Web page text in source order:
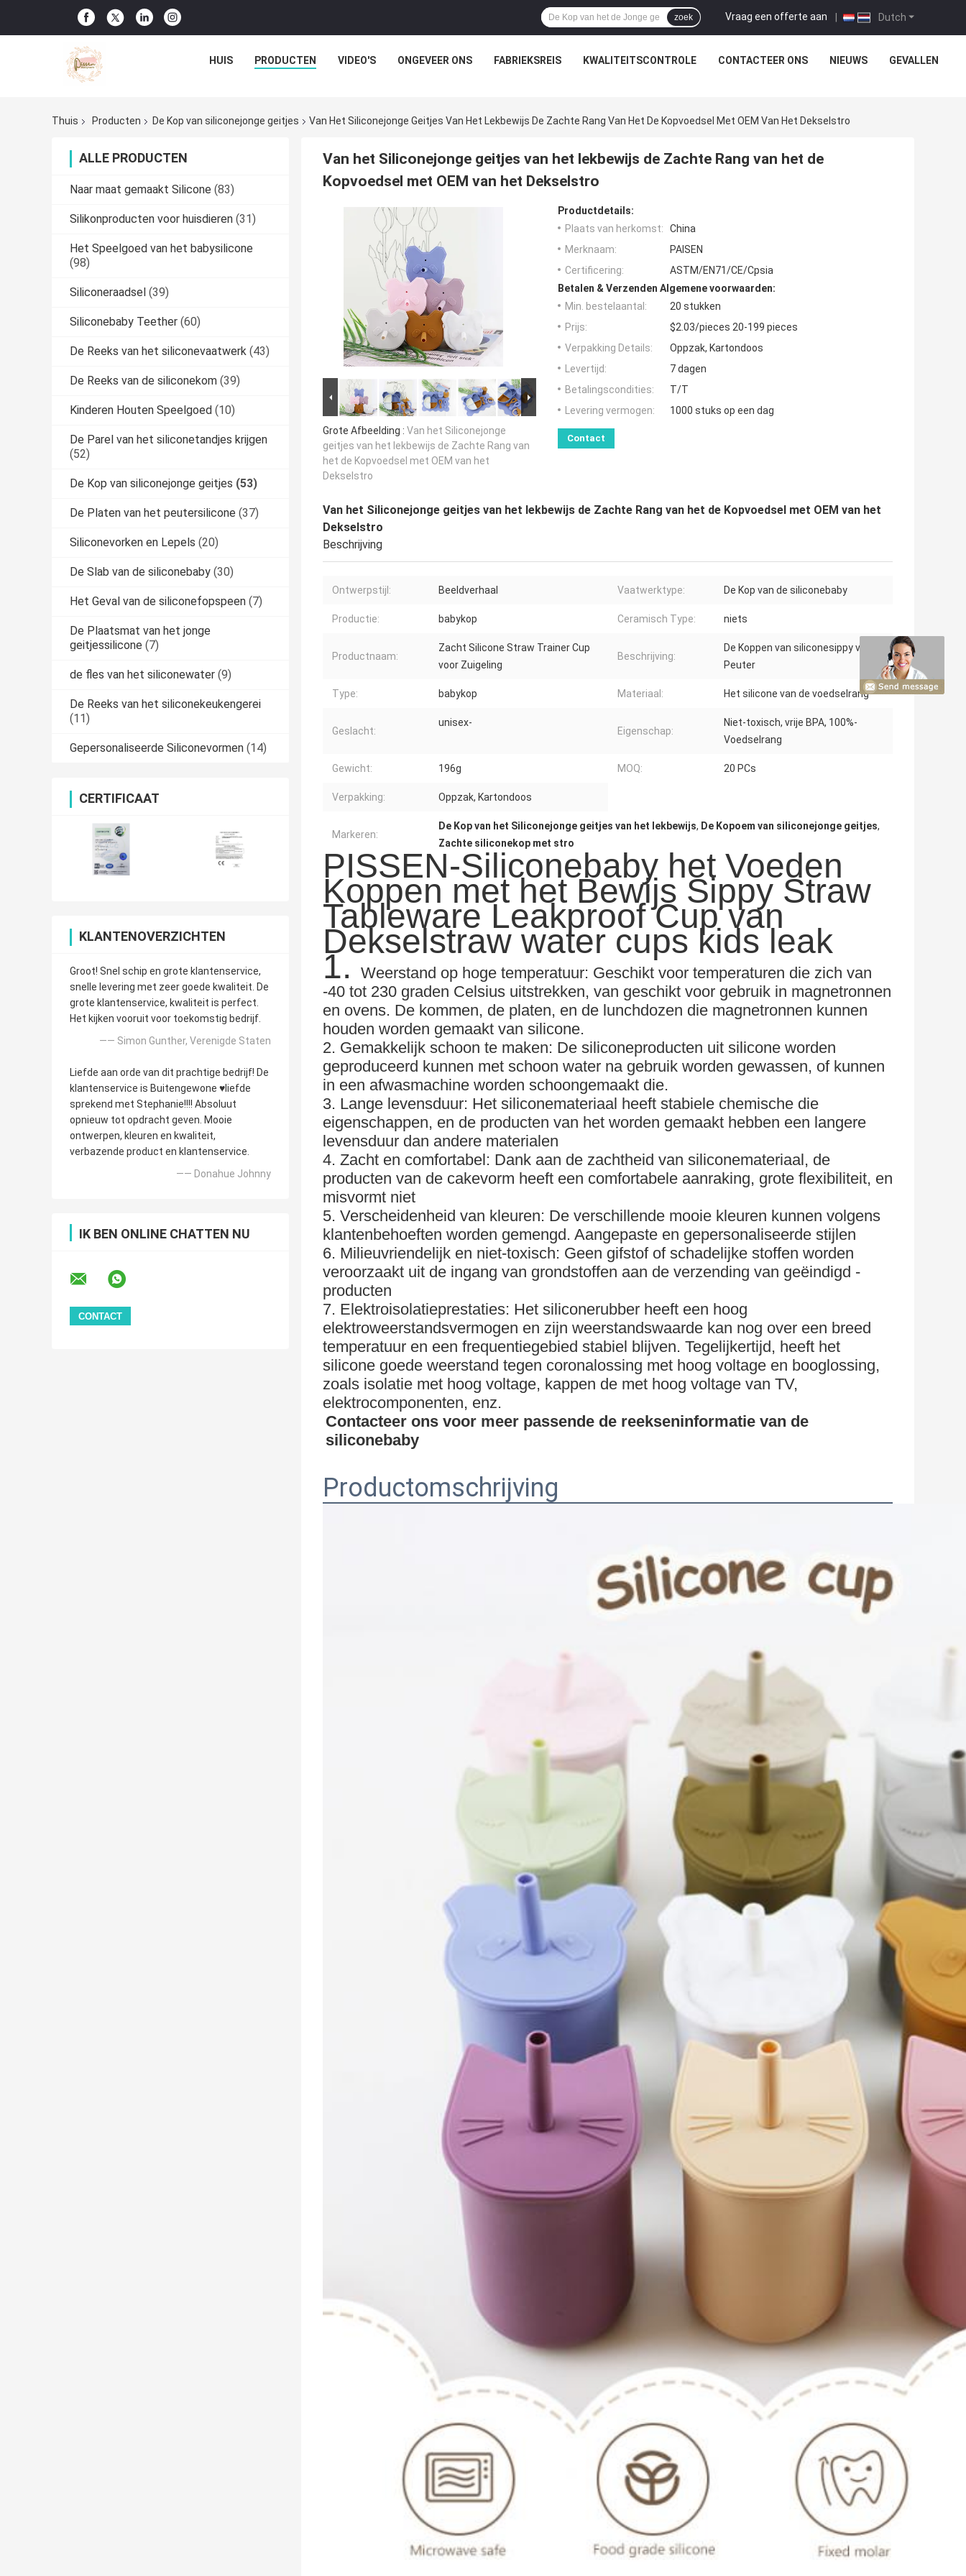
Dutch
Vraag een offerte aan |
zoek
HUIS PRODUCTEN VIDEO'S ONGEVEER ONS FABRIEKSREIS KWALITEITSCONTROLE CONTACTEER ONS NIEUWS GEVALLEN
Thuis Producten De Kop van siliconejonge geitjes Van Het Siliconejonge Geitjes Van Het Lekbewijs De Zachte Rang Van Het De Kopvoedsel Met OEM Van Het Dekselstro
ALLE PRODUCTEN
Naar maat gemaakt Silicone (83)
Silikonproducten voor huisdieren (31)
Het Speelgoed van het babysilicone
(98)
Siliconeraadsel (39)
Siliconebaby Teether (60)
De Reeks van het siliconevaatwerk (43)
De Reeks van de siliconekom (39)
Kinderen Houten Speelgoed (10)
De Parel van het siliconetandjes krijgen
(52)
De Kop van siliconejonge geitjes (53)
De Platen van het peutersilicone (37)
Siliconevorken en Lepels (20)
De Slab van de siliconebaby (30)
Het Geval van de siliconefopspeen (7)
De Plaatsmat van het jonge
geitjessilicone (7)
de fles van het siliconewater (9)
De Reeks van het siliconekeukengerei
(11)
Gepersonaliseerde Siliconevormen (14)
CERTIFICAAT
KLANTENOVERZICHTEN
Groot! Snel schip en grote klantenservice,
snelle levering met zeer goede kwaliteit. De
grote klantenservice, kwaliteit is perfect.
Het kijken vooruit voor toekomstig bedrijf.
—— Simon Gunther, Verenigde Staten
Liefde aan orde van dit prachtige bedrijf! De
klantenservice is Buitengewone ♥️liefde
sprekend met Stephanie!!!! Absoluut
opnieuw tot opdracht geven. Mooie
ontwerpen, kleuren en kwaliteit,
verbazende product en klantenservice.
—— Donahue Johnny
IK BEN ONLINE CHATTEN NU
Van het Siliconejonge geitjes van het lekbewijs de Zachte Rang van het de
Kopvoedsel met OEM van het Dekselstro
Grote Afbeelding : Van het Siliconejonge
geitjes van het lekbewijs de Zachte Rang van
het de Kopvoedsel met OEM van het
Dekselstro
Productdetails:
Plaats van herkomst:
China
Merknaam:
PAISEN
Certificering:
ASTM/EN71/CE/Cpsia
Betalen & Verzenden Algemene voorwaarden:
Min. bestelaantal:
20 stukken
Prijs:
$2.03/pieces 20-199 pieces
Verpakking Details:
Oppzak, Kartondoos
Levertijd:
7 dagen
Betalingscondities:
T/T
Levering vermogen:
1000 stuks op een dag
Contact
Van het Siliconejonge geitjes van het lekbewijs de Zachte Rang van het de Kopvoedsel met OEM van het
Dekselstro
Beschrijving
Ontwerpstijl: Beeldverhaal Vaatwerktype: De Kop van de siliconebaby
Productie: babykop Ceramisch Type: niets
Productnaam:
Zacht Silicone Straw Trainer Cup
voor Zuigeling
Beschrijving:
De Koppen van siliconesippy voor
Peuter
Type: babykop Materiaal: Het silicone van de voedselrang
Geslacht:
unisex-
Eigenschap:
Niet-toxisch, vrije BPA, 100%-
Voedselrang
Gewicht: 196g MOQ: 20 PCs
Verpakking: Oppzak, Kartondoos
Markeren:
De Kop van het Siliconejonge geitjes van het lekbewijs, De Kopoem van siliconejonge geitjes,
Zachte siliconekop met stro
PISSEN-Siliconebaby het Voeden
Koppen met het Bewijs Sippy Straw
Tableware Leakproof Cup van
Dekselstraw water cups kids leak
1.
Weerstand op hoge temperatuur: Geschikt voor temperaturen die zich van
-40 tot 230 graden Celsius uitstrekken, van geschikt voor gebruik in magnetronnen
en ovens. De kommen, de platen, en de lunchdozen die magnetronnen kunnen
houden worden gemaakt van silicone.
2. Gemakkelijk schoon te maken: De siliconeproducten uit silicone worden
geproduceerd kunnen met schoon water na gebruik worden gewassen, of kunnen
in een afwasmachine worden schoongemaakt die.
3. Lange levensduur: Het siliconemateriaal heeft stabiele chemische die
eigenschappen, en de producten van het worden gemaakt hebben een langere
levensduur dan andere materialen
4. Zacht en comfortabel: Dank aan de zachtheid van siliconemateriaal, de
producten van de cakevorm heeft een comfortabele aanraking, grote flexibiliteit, en
misvormt niet
5. Verscheidenheid van kleuren: De verschillende mooie kleuren kunnen volgens
klantenbehoeften worden gemengd. Aangepaste en gepersonaliseerde stijlen
6. Milieuvriendelijk en niet-toxisch: Geen gifstof of schadelijke stoffen worden
veroorzaakt uit de ingang van grondstoffen aan de verzending van geëindigd -
producten
7. Elektroisolatieprestaties: Het siliconerubber heeft een hoog
elektroweerstandsvermogen en zijn weerstandswaarde kan nog over een breed
temperatuur en een frequentiegebied stabiel blijven. Tegelijkertijd, heeft het
silicone goede weerstand tegen coronalossing met hoog voltage en booglossing,
zoals isolatie met hoog voltage, kappen de met hoog voltage van TV,
elektrocomponenten, enz.
Contacteer ons voor meer passende de reekseninformatie van de
siliconebaby
Productomschrijving